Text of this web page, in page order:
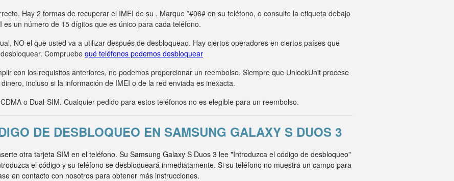
Hay 2 formas de recuperar el IMEI de su . Marque *#06# en su teléfono, o consulte la etiqueta debajo
un número de 15 dígitos que es único para cada teléfono.
NO el que usted va a utilizar después de desbloqueao. Hay ciertos operadores en ciertos países que
Compruebequé teléfonos podemos desbloquear
con los requisitos anteriores, no podemos proporcionar un reembolso. Siempre que UnlockUnit procese
incluso si la información de IMEI o de la red enviada es inexacta.
o Dual-SIM. Cualquier pedido para estos teléfonos no es elegible para un reembolso.
DE DESBLOQUEO EN SAMSUNG GALAXY S DUOS 3
otra tarjeta SIM en el teléfono. Su Samsung Galaxy S Duos 3 lee "Introduzca el código de desbloqueo"
el código y su teléfono se desbloqueará inmediatamente. Si su teléfono no muestra un campo para
en contacto con nosotros para obtener más instrucciones.